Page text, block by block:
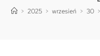
> 2025 > wrzesień > 30 >